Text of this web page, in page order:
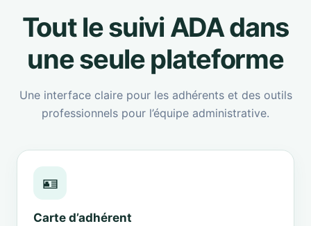
Tout le suivi ADA dans
une seule plateforme
Une interface claire pour les adhérents et des outils
professionnels pour l’équipe administrative.
🪪
Carte d’adhérent